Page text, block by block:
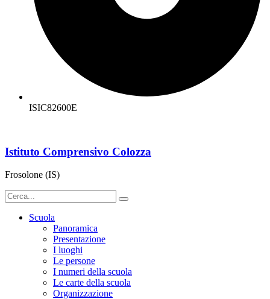
ISIC82600E
Istituto Comprensivo Colozza
Frosolone (IS)
Scuola
Panoramica
Presentazione
I luoghi
Le persone
I numeri della scuola
Le carte della scuola
Organizzazione